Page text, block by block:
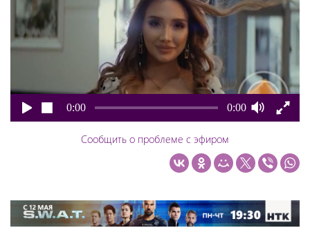
0:00 0:00
Сообщить о проблеме с эфиром